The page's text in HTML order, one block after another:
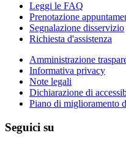
Leggi le FAQ
Prenotazione
Segnalazione disservizio
Richiesta d'assistenza
Amministrazione
Informativa privacy
Note legali
Dichiarazione di
Piano di miglioramento
Seguici su